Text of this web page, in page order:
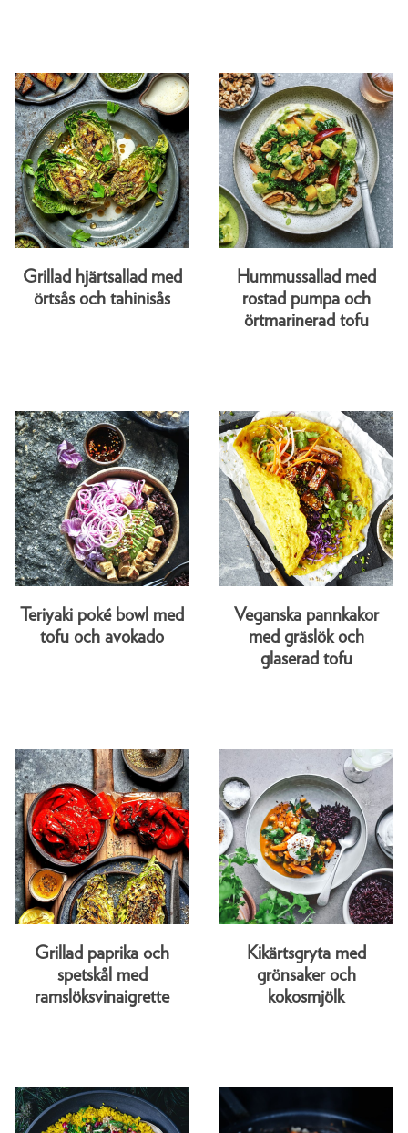
Grillad hjärtsallad med
örtsås och tahinisås
Hummussallad med
rostad pumpa och
örtmarinerad tofu
Teriyaki poké bowl med
tofu och avokado
Veganska pannkakor
med gräslök och
glaserad tofu
Grillad paprika och
spetskål med
ramslöksvinaigrette
Kikärtsgryta med
grönsaker och
kokosmjölk